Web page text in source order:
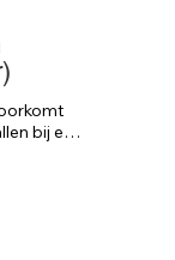
bij een
De rem